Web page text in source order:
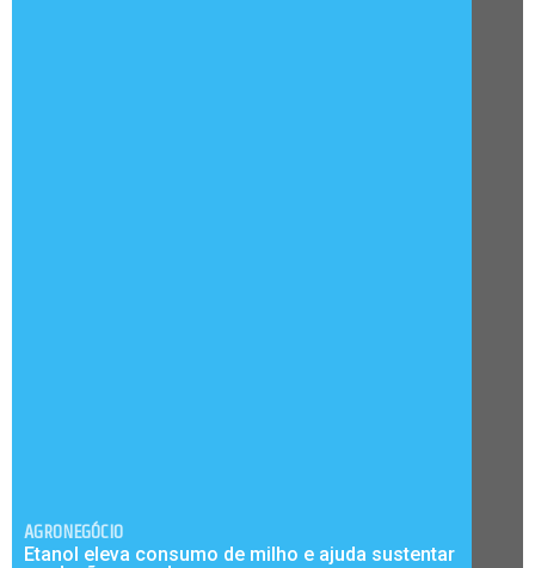
AGRONEGÓCIO
Etanol eleva consumo de milho e ajuda sustentar